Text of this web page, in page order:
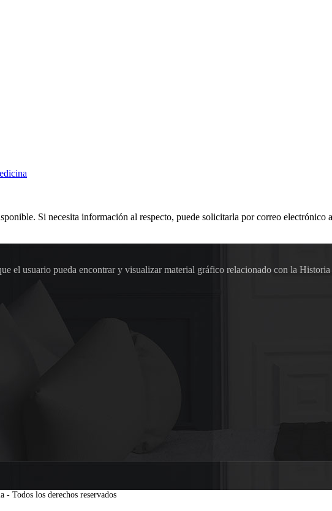
Si necesita información al respecto, puede solicitarla por correo
el usuario pueda encontrar y visualizar material gráfico relacionado con la
Todos los derechos reservados